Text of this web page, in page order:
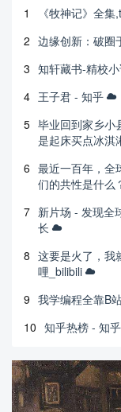
1
《牧神记》全
2 边缘创新：破圈
3 知轩藏书-精校
4 王子君 - 知乎
5 毕业回到家乡小
是起床买点冰淇
6 最近一百年，全
们的共性是什么
7 新片场 - 发现全
长
8 这要是火了，我
哩_bilibili
9 我学编程全靠B
10 知乎热榜 - 知乎